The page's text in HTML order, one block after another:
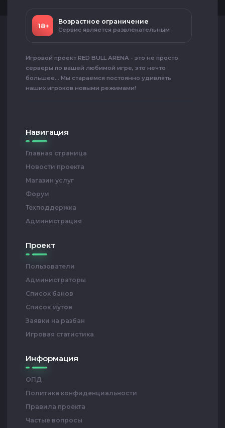
18+
Возрастное ограничение
Сервис является развлекательным
Игровой проект RED BULL ARENA - это не просто
серверы по вашей любимой игре, это нечто
большее... Мы стараемся постоянно удивлять
наших игроков новыми режимами!
Навигация
Главная страница
Новости проекта
Магазин услуг
Форум
Техподдержка
Администрация
Проект
Пользователи
Администраторы
Список банов
Список мутов
Заявки на разбан
Игровая статистика
Информация
ОПД
Политика конфиденциальности
Правила проекта
Частые вопросы